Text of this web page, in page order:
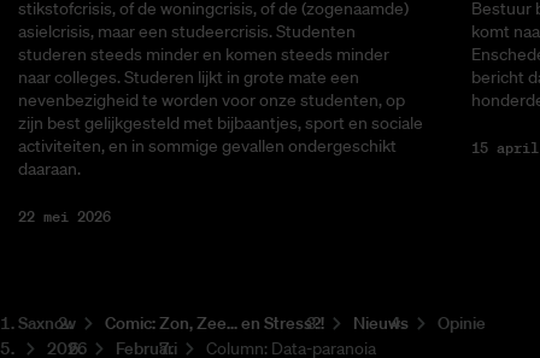
stikstofcrisis, of de woningcrisis, of de (zogenaamde)
asielcrisis, maar een studeercrisis. Studenten
studeren steeds minder en komen steeds minder
naar colleges. Studeren lijkt in grote mate een
nevenbezigheid te worden voor onze studenten, op
zijn best gelijkgesteld met bijbaantjes, sport en sociale
activiteiten, en in sommige gevallen ondergeschikt
daaraan.
22 mei 2026
Bestuur
komt
bericht
15 april
Saxnow Co­mic: Zon, Zee... en Stress?! Nieuws
Opinie
2026
Februari Column: Data-paranoia